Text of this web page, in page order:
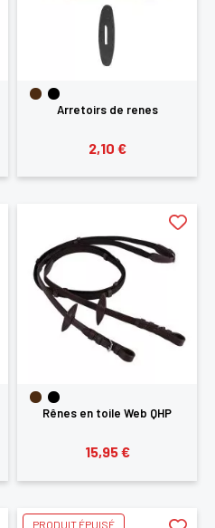
Arretoirs de renes
2,10 €
Rênes en toile Web QHP
15,95 €
PRODUIT ÉPUISÉ
pour enregistrer des